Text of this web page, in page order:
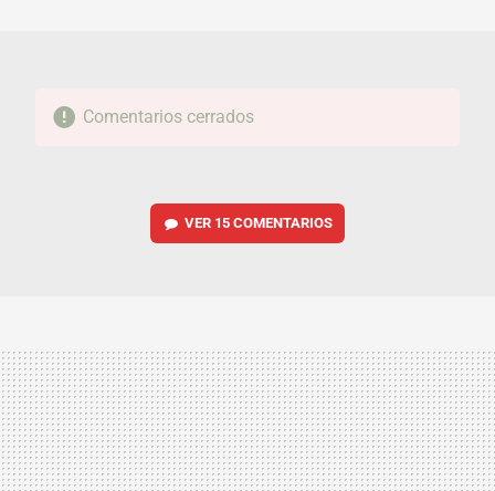
Comentarios cerrados
VER 15 COMENTARIOS